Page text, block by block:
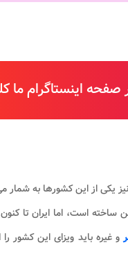
اینستاگرام ما
نیز یکی از این کشورها به
بدون ویزا ممکن ساخته است، اما
و غیره باید ویزای این کشور